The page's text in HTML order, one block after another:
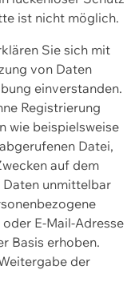
ist nicht möglich.
Sie sich mit
von Daten
einverstanden.
Registrierung
wie beispielsweise
Datei,
auf dem
Daten unmittelbar
E-Mail-Adresse
Basis erhoben.
der